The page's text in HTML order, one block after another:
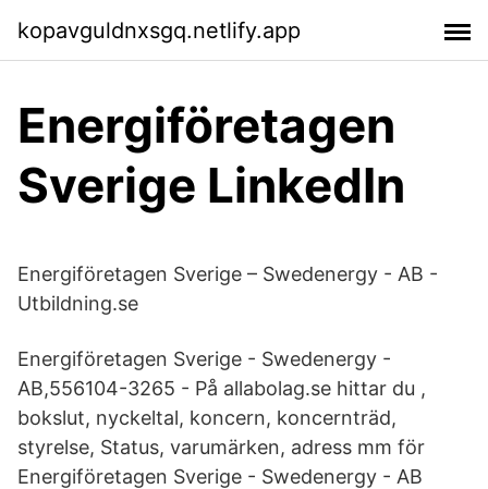
kopavguldnxsgq.netlify.app
Energiföretagen
Sverige LinkedIn
Energiföretagen Sverige – Swedenergy - AB -
Utbildning.se
Energiföretagen Sverige - Swedenergy -
AB,556104-3265 - På allabolag.se hittar du ,
bokslut, nyckeltal, koncern, koncernträd,
styrelse, Status, varumärken, adress mm för
Energiföretagen Sverige - Swedenergy - AB